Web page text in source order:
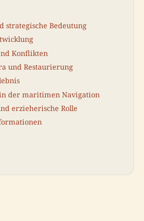
strategische Bedeutung
Konflikten
und Restaurierung
der maritimen Navigation
erzieherische Rolle